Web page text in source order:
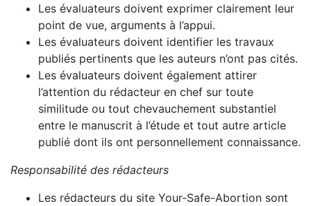
Les évaluateurs doivent exprimer clairement leur
point de vue, arguments à l’appui.
Les évaluateurs doivent identifier les travaux
publiés pertinents que les auteurs n’ont pas cités.
Les évaluateurs doivent également attirer
l’attention du rédacteur en chef sur toute
similitude ou tout chevauchement substantiel
entre le manuscrit à l’étude et tout autre article
publié dont ils ont personnellement connaissance.
Responsabilité des rédacteurs
Les rédacteurs du site Your-Safe-Abortion sont